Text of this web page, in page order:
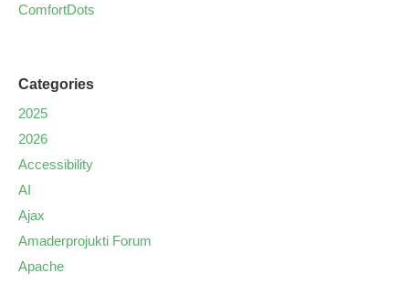
ComfortDots
Categories
2025
2026
Accessibility
AI
Ajax
Amaderprojukti Forum
Apache